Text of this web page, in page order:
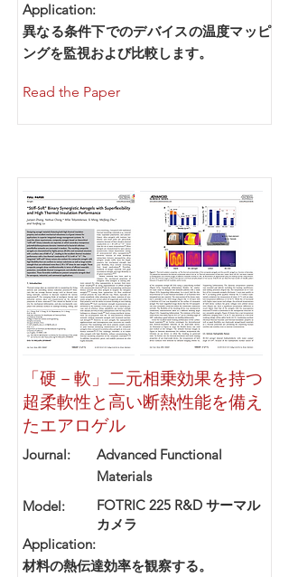
Application:
異なる条件下でのデバイスの温度マッピ
ングを監視および比較します。
Read the Paper
「硬－軟」二元相乗効果を持つ
超柔軟性と高い断熱性能を備え
たエアロゲル
Journal:
Advanced Functional
Materials
Model:
FOTRIC 225 R&D サーマル
カメラ
Application:
材料の熱伝達効率を観察する。